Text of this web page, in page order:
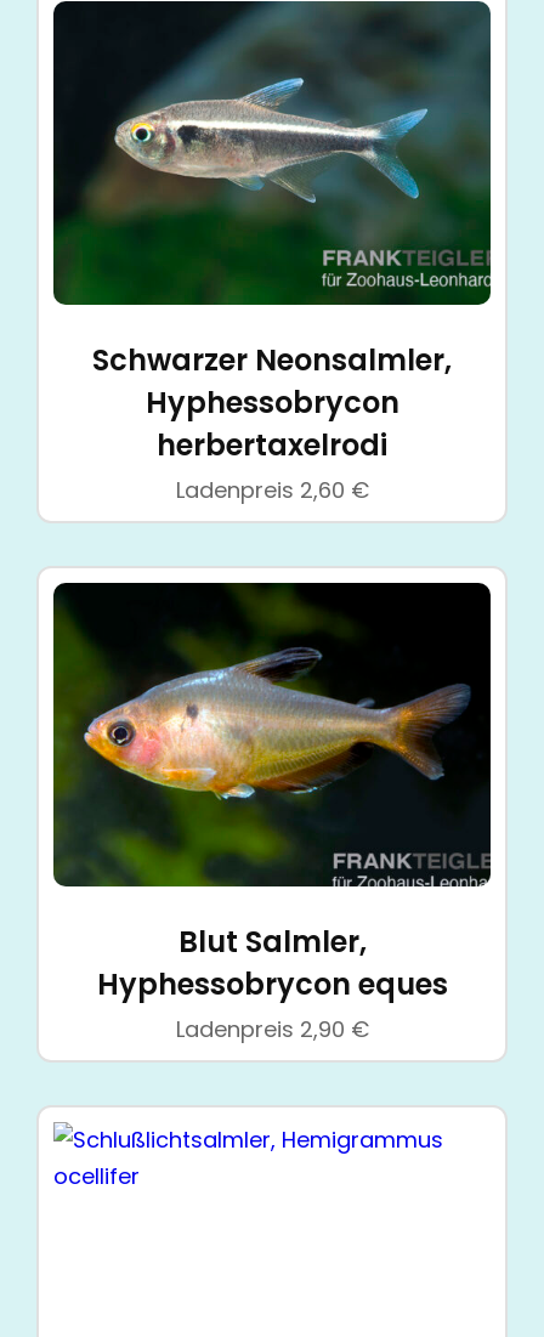
Schwarzer Neonsalmler,
Hyphessobrycon
herbertaxelrodi
Ladenpreis 2,60 €
Blut Salmler,
Hyphessobrycon eques
Ladenpreis 2,90 €